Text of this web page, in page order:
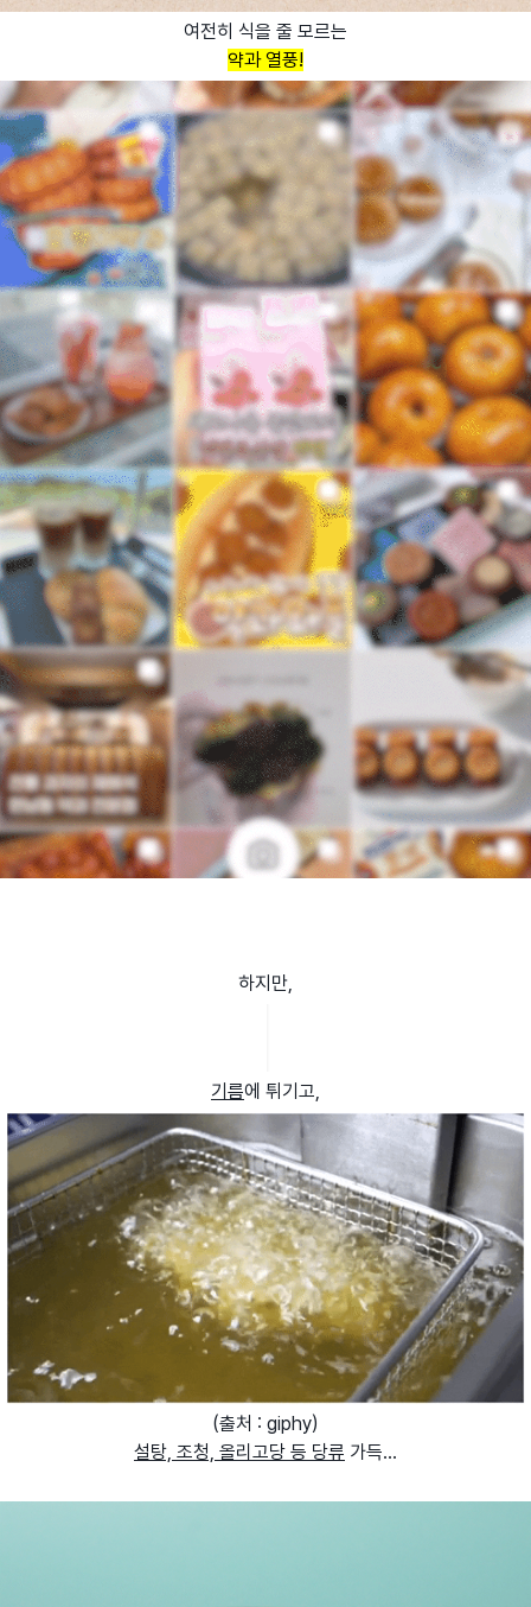
여전히 식을 줄 모르는
약과 열풍!
하지만,
기름에 튀기고,
(출처 : giphy)
설탕, 조청, 올리고당 등 당류 가득...